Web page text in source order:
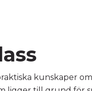
kunskaper